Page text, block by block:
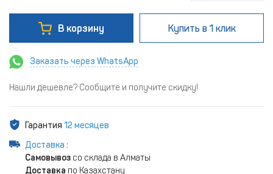
В корзину Купить в 1 клик
Заказать через WhatsApp
Нашли дешевле? Сообщите и получите скидку!
Гарантия 12 месяцев
Доставка :
Самовывоз со склада в Алматы
Доставка по Казахстану